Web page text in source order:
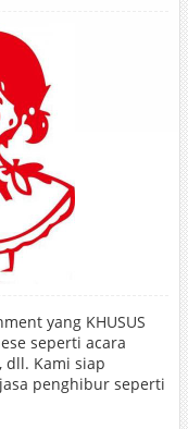
yang KHUSUS
seperti acara
dll. Kami siap
penghibur seperti